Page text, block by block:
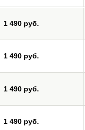
1 490 руб.
1 490 руб.
1 490 руб.
1 490 руб.